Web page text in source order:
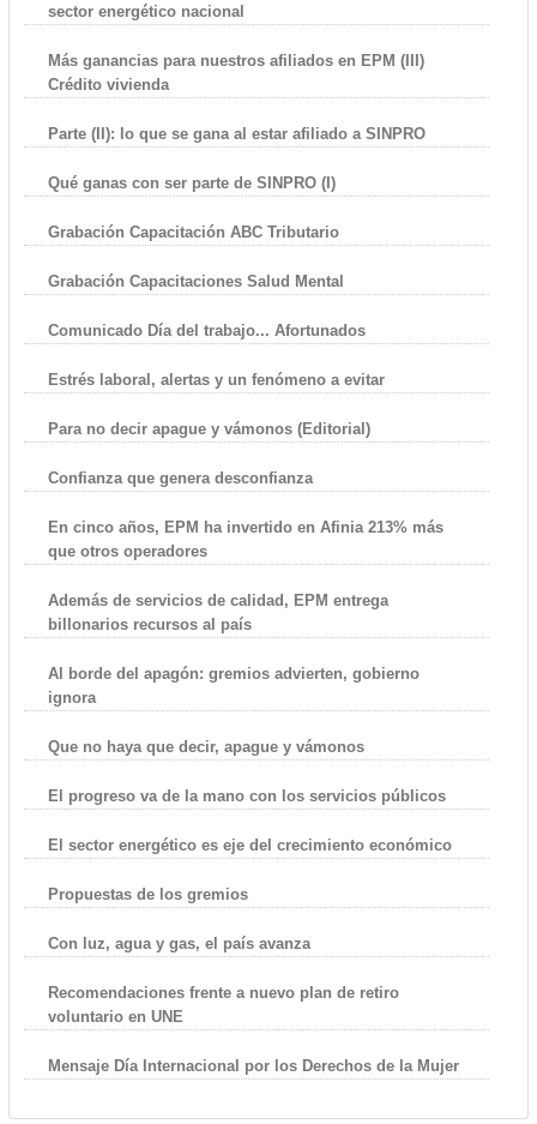
sector energético nacional
Más ganancias para nuestros afiliados en EPM (III)
Crédito vivienda
Parte (II): lo que se gana al estar afiliado a SINPRO
Qué ganas con ser parte de SINPRO (I)
Grabación Capacitación ABC Tributario
Grabación Capacitaciones Salud Mental
Comunicado Día del trabajo... Afortunados
Estrés laboral, alertas y un fenómeno a evitar
Para no decir apague y vámonos (Editorial)
Confianza que genera desconfianza
En cinco años, EPM ha invertido en Afinia 213% más
que otros operadores
Además de servicios de calidad, EPM entrega
billonarios recursos al país
Al borde del apagón: gremios advierten, gobierno
ignora
Que no haya que decir, apague y vámonos
El progreso va de la mano con los servicios públicos
El sector energético es eje del crecimiento económico
Propuestas de los gremios
Con luz, agua y gas, el país avanza
Recomendaciones frente a nuevo plan de retiro
voluntario en UNE
Mensaje Día Internacional por los Derechos de la Mujer